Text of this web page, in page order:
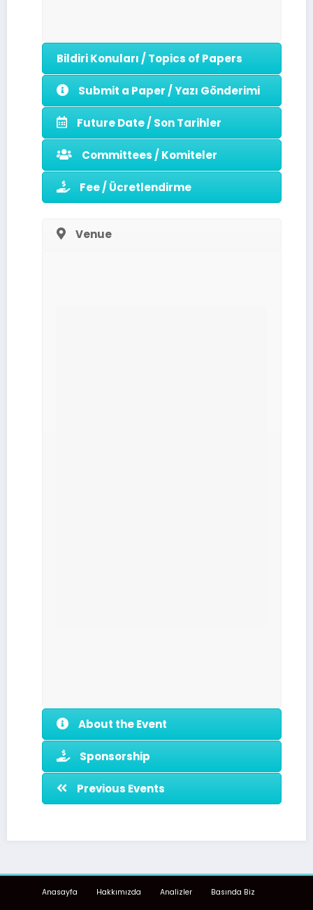
Bildiri Konuları / Topics of Papers
Submit a Paper / Yazı Gönderimi
Future Date / Son Tarihler
Committees / Komiteler
Fee / Ücretlendirme
Venue
About the Event
Sponsorship
Previous Events
Anasayfa Hakkımızda Analizler Basında Biz